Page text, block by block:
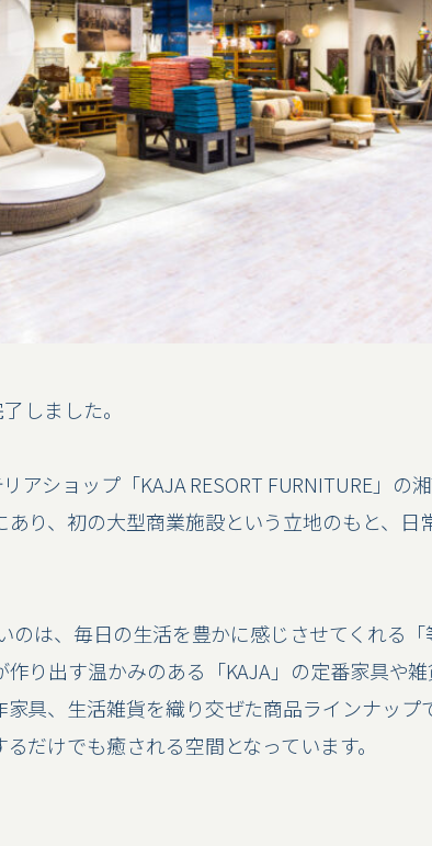
しました。
ショップ「KAJA RESORT FURNITURE」の
り、初の大型商業施設という立地のもと、日
のは、毎日の生活を豊かに感じさせてくれる「
り出す温かみのある「KAJA」の定番家具や
具、生活雑貨を織り交ぜた商品ラインナップ
だけでも癒される空間となっています。